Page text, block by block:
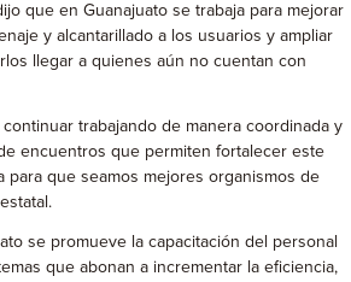
que en Guanajuato se trabaja para mejorar
y alcantarillado a los usuarios y ampliar
llegar a quienes aún no cuentan con
continuar trabajando de manera coordinada y
encuentros que permiten fortalecer este
para que seamos mejores organismos de
se promueve la capacitación del personal
que abonan a incrementar la eficiencia,